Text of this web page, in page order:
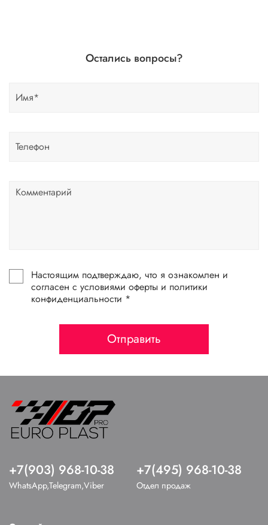
менеджеру по форме обратной связи, на Whats up, либо
Остались вопросы?
Настоящим подтверждаю, что я ознакомлен и
согласен с условиями оферты и политики
конфиденциальности *
Отправить
+7(903) 968-10-38
WhatsApp,Telegram,Viber
+7(495) 968-10-38
Отдел продаж